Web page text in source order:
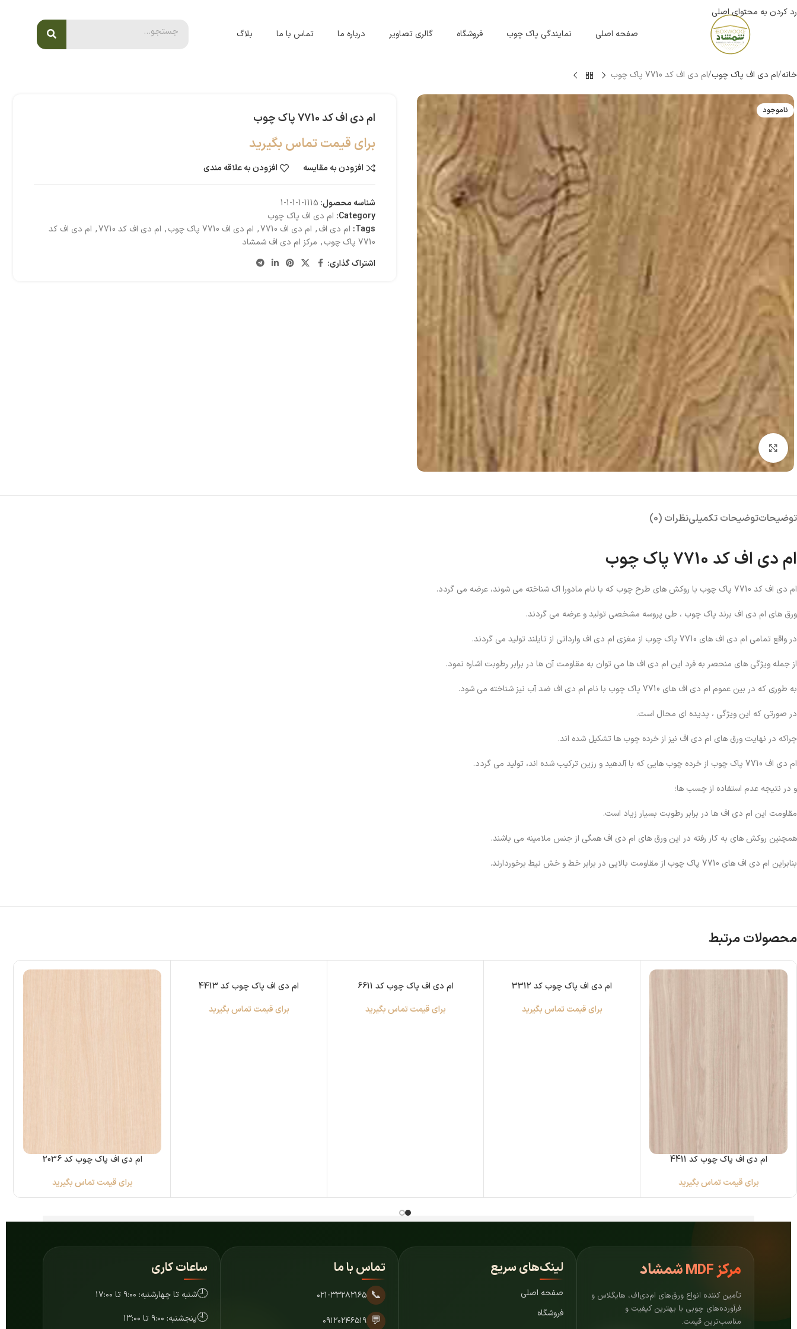
رد کردن به محتوای اصلی
صفحه اصلی
نمایندگی پاک چوب فروشگاه گالری تصاویر درباره ما تماس با ما بلاگ
خانه ام دی اف پاک چوب ام دی اف کد 7710 پاک چوب
ناموجود
بزرگنمایی تصویر
ام دی اف کد 7710 پاک چوب
برای قیمت تماس بگیرید
افزودن به مقایسه افزودن به علاقه مندی
شناسه محصول: 1115-1-1-1-1
Category: ام دی اف پاک چوب
Tags: ام دی اف, ام دی اف 7710 , ام دی اف 7710 پاک چوب , ام دی اف کد 7710 , ام دی اف کد
7710 پاک چوب
, مرکز ام دی اف شمشاد
اشتراک گذاری:
توضیحاتتوضیحات تکمیلینظرات (0)
ام دی اف کد 7710 پاک چوب
ام دی اف کد 7710 پاک چوب با روکش های طرح چوب که با نام مادورا اک شناخته می شوند، عرضه می گردد.
ورق های ام دی اف برند پاک چوب ، طی پروسه مشخصی تولید و عرضه می گردند.
در واقع تمامی ام دی اف های 7710 پاک چوب از مغزی ام دی اف وارداتی از تایلند تولید می گردند.
از جمله ویژگی های منحصر به فرد این ام دی اف ها می توان به مقاومت آن ها در برابر رطوبت اشاره نمود.
به طوری که در بین عموم ام دی اف های 7710 پاک چوب با نام ام دی اف ضد آب نیز شناخته می شود.
در صورتی که این ویژگی ، پدیده ای محال است.
چراکه در نهایت ورق های ام دی اف نیز از خرده چوب ها تشکیل شده اند.
ام دی اف 7710 پاک چوب از خرده چوب هایی که با آلدهید و رزین ترکیب شده اند، تولید می گردد.
و در نتیجه عدم استفاده از چسب ها؛
مقاومت این ام دی اف ها در برابر رطوبت بسیار زیاد است.
همچنین روکش های به کار رفته در این ورق های ام دی اف همگی از جنس ملامینه می باشند.
بنابراین ام دی اف های 7710 پاک چوب از مقاومت بالایی در برابر خط و خش نیط برخوردارند.
محصولات مرتبط
ام دی اف پاک چوب کد 4411
برای قیمت تماس بگیرید
ام دی اف پاک چوب کد 3312
برای قیمت تماس بگیرید
ام دی اف پاک چوب کد 6611
برای قیمت تماس بگیرید
ام دی اف پاک چوب کد 4413
برای قیمت تماس بگیرید
ام دی اف پاک چوب کد 2036
برای قیمت تماس بگیرید
مرکزMDF شمشاد
تأمین کننده انواع ورق‌های ام‌دی‌اف، هایگلاس و
فرآورده‌های چوبی با بهترین کیفیت و
مناسب‌ترین قیمت.
لینک‌های سریع
صفحه اصلی
فروشگاه
تماس با ما
📞 ۰۲۱-۳۳۲۸۲۱۶۵
💬 ۰۹۱۲۰۲۴۶۵۱۹
ساعات کاری
🕘شنبه تا چهارشنبه: ۹:۰۰ تا ۱۷:۰۰
🕘پنجشنبه: ۹:۰۰ تا ۱۳:۰۰